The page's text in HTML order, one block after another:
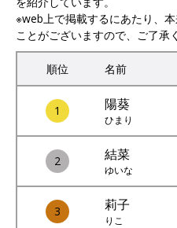
※web上で掲載するにあたり、
ことがございますので、ご了承
順位 名前
1 陽葵
ひまり
2 結菜
ゆいな
3 莉子
りこ